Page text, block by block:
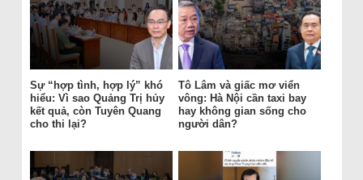
Sự “hợp tình, hợp lý” khó
hiểu: Vì sao Quảng Trị hủy
kết quả, còn Tuyên Quang
cho thi lại?
Tô Lâm và giấc mơ viển
vông: Hà Nội cần taxi bay
hay không gian sống cho
người dân?